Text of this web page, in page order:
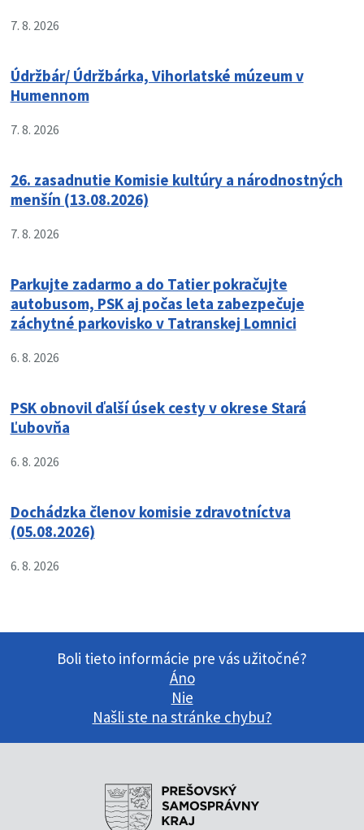
7. 8. 2026
Údržbár/ Údržbárka, Vihorlatské múzeum v
Humennom
7. 8. 2026
26. zasadnutie Komisie kultúry a národnostných
menšín (13.08.2026)
7. 8. 2026
Parkujte zadarmo a do Tatier pokračujte
autobusom, PSK aj počas leta zabezpečuje
záchytné parkovisko v Tatranskej Lomnici
6. 8. 2026
PSK obnovil ďalší úsek cesty v okrese Stará
Ľubovňa
6. 8. 2026
Dochádzka členov komisie zdravotníctva
(05.08.2026)
6. 8. 2026
Boli tieto informácie pre vás užitočné?
Áno
Nie
Našli ste na stránke chybu?